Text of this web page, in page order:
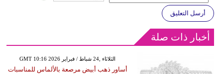
أرسل التعليق
أخبار ذات صلة
GMT 10:16 2026 الثلاثاء ,24 شباط / فبراير
أساور ذهب أبيض مرصعة بالألماس للمناسبات